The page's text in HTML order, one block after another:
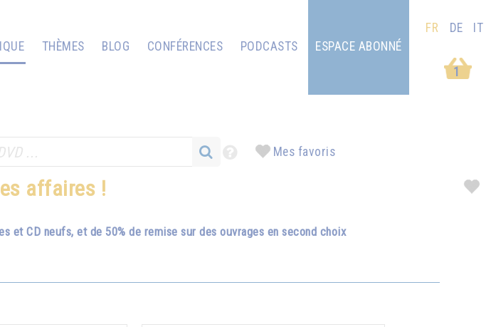
THÈMES BLOG CONFÉRENCES
PODCASTS
1
ESPACE ABONNÉ
FR DE IT
Mes favoris
affaires !
CD neufs, et de 50% de remise sur des ouvrages en second choix